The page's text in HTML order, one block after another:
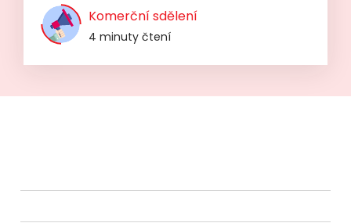
Komerční sdělení
4 minuty čtení